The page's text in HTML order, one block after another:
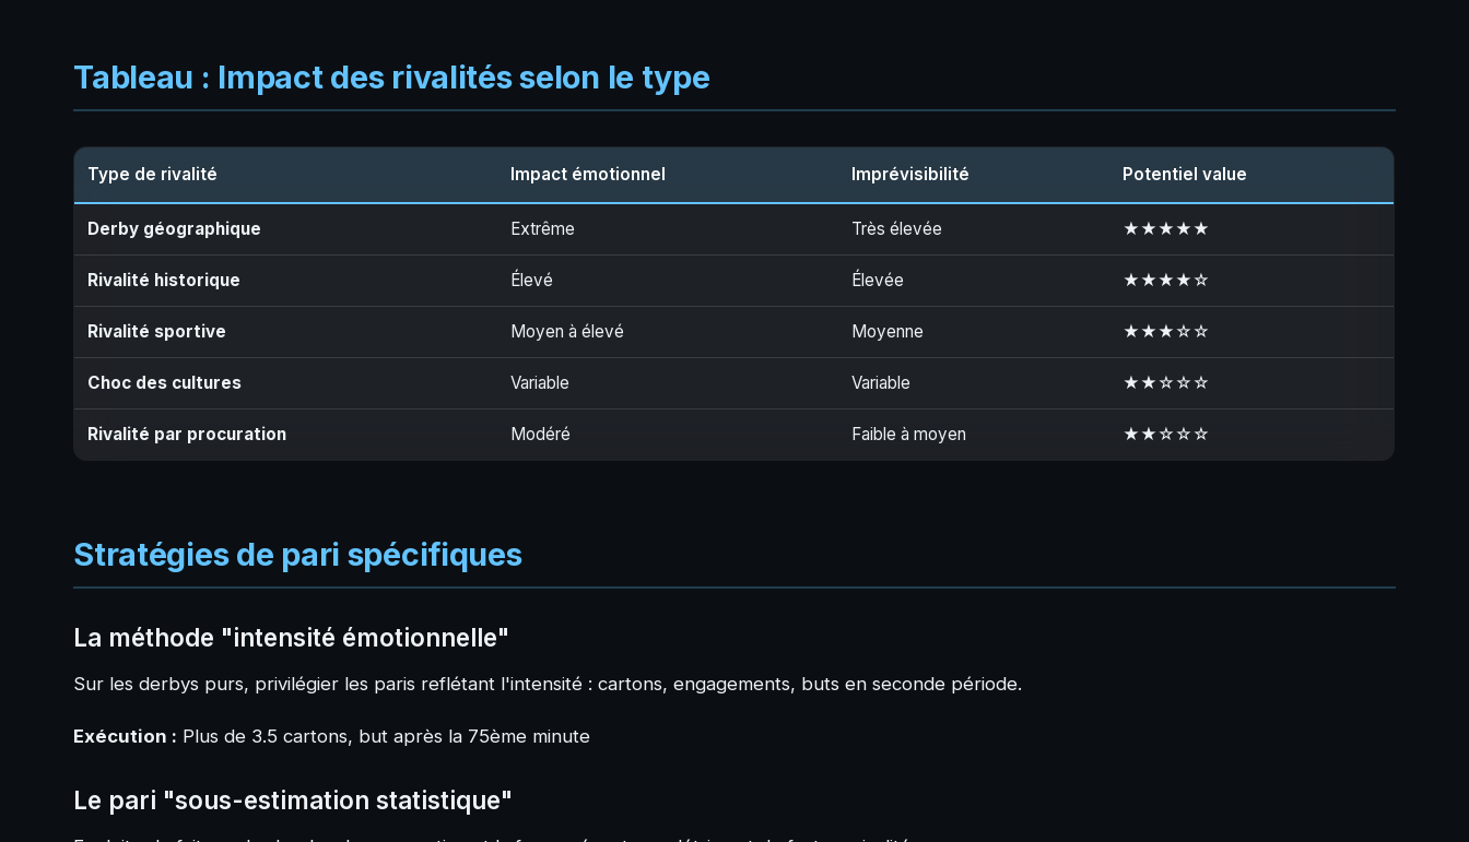
Tableau : Impact des rivalités selon le type
Type de rivalité Impact émotionnel Imprévisibilité Potentiel value
Derby géographique Extrême Très élevée ★★★★★
Rivalité historique Élevé Élevée ★★★★☆
Rivalité sportive Moyen à élevé Moyenne ★★★☆☆
Choc des cultures Variable Variable ★★☆☆☆
Rivalité par procuration Modéré Faible à moyen ★★☆☆☆
Stratégies de pari spécifiques
La méthode "intensité émotionnelle"
Sur les derbys purs, privilégier les paris reflétant l'intensité : cartons, engagements, buts en seconde période.
Exécution : Plus de 3.5 cartons, but après la 75ème minute
Le pari "sous-estimation statistique"